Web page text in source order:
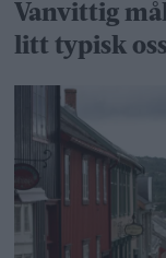
Vanvittig
litt typisk